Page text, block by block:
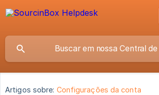
Artigos sobre: Configurações da conta